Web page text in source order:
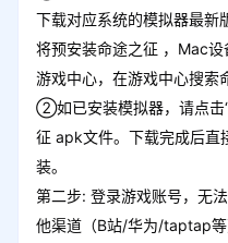
下载对应系统的模拟器最新
将预安装命途之征 ，Mac
游戏中心，在游戏中心搜索
②如已安装模拟器，请点击
征 apk文件。下载完成后直
装。
第二步: 登录游戏账号，无
他渠道（B站/华为/taptap